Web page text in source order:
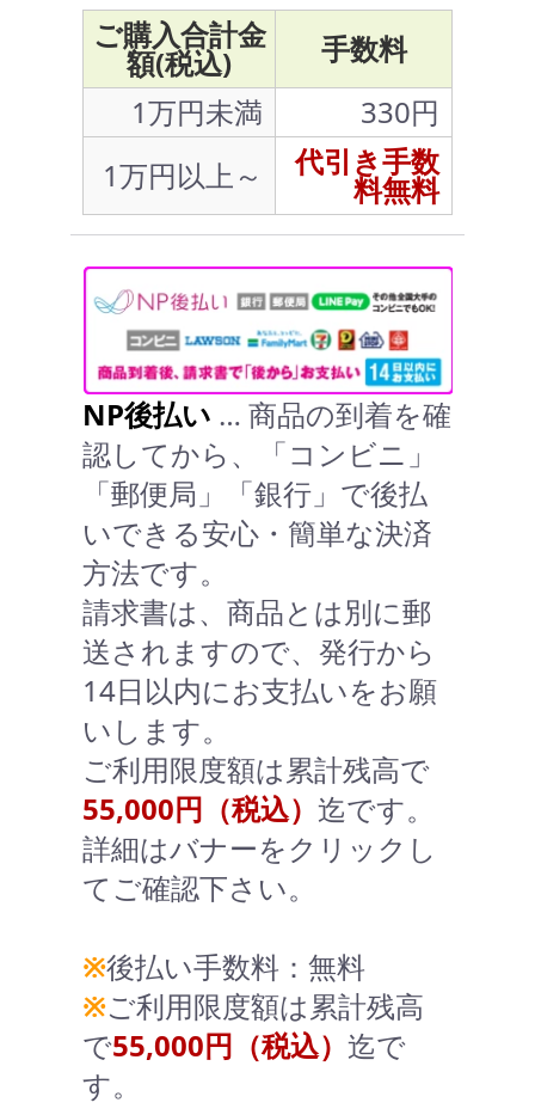
ご購入合計金
額(税込)
手数料
1万円未満
330円
1万円以上～
代引き手数
料無料
NP後払い … 商品の到着を確
認してから、「コンビニ」
「郵便局」「銀行」で後払
いできる安心・簡単な決済
方法です。
請求書は、商品とは別に郵
送されますので、発行から
14日以内にお支払いをお願
いします。
ご利用限度額は累計残高で
55,000円（税込） 迄です。
詳細はバナーをクリックし
てご確認下さい。
※後払い手数料：無料
※ご利用限度額は累計残高
で55,000円（税込） 迄で
す。